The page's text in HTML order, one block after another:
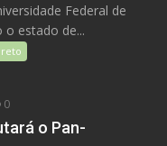
Federal de
o estado de...
0
o Pan-